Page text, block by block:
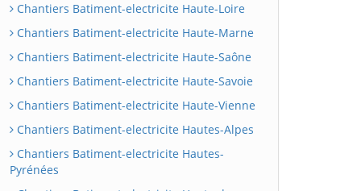
Chantiers Batiment-electricite Haute-Loire
Chantiers Batiment-electricite Haute-Marne
Chantiers Batiment-electricite Haute-Saône
Chantiers Batiment-electricite Haute-Savoie
Chantiers Batiment-electricite Haute-Vienne
Chantiers Batiment-electricite Hautes-Alpes
Chantiers Batiment-electricite Hautes-
Pyrénées